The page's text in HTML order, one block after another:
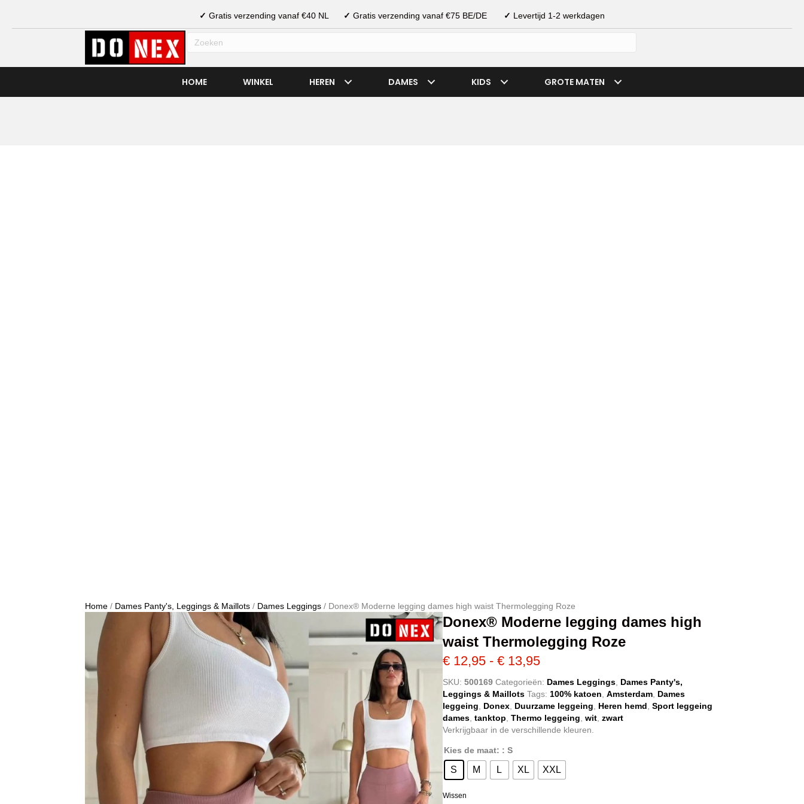
✓ Gratis verzending vanaf €40 NL ✓ Gratis verzending vanaf €75 BE/DE ✓ Levertijd 1-2 werkdagen
HOME WINKEL HEREN DAMES KIDS GROTE MATEN
Home / Dames Panty's, Leggings & Maillots / Dames Leggings / Donex® Moderne legging dames high waist Thermolegging Roze
Donex® Moderne legging dames high
waist Thermolegging Roze
€12,95 - €13,95Prijsklasse:
€ 12,95
tot
€ 13,95
SKU: 500169 Categorieën: Dames Leggings, Dames Panty's,
Leggings & Maillots Tags: 100% katoen Amsterdam, Dames
leggeing
Donex, Duurzame leggeing Heren hemd Sport leggeing
dames, tanktop Thermo leggeing wit, zwart
Verkrijgbaar in de verschillende kleuren.
Kies de maat: : S
S M L XL XXL
Wissen